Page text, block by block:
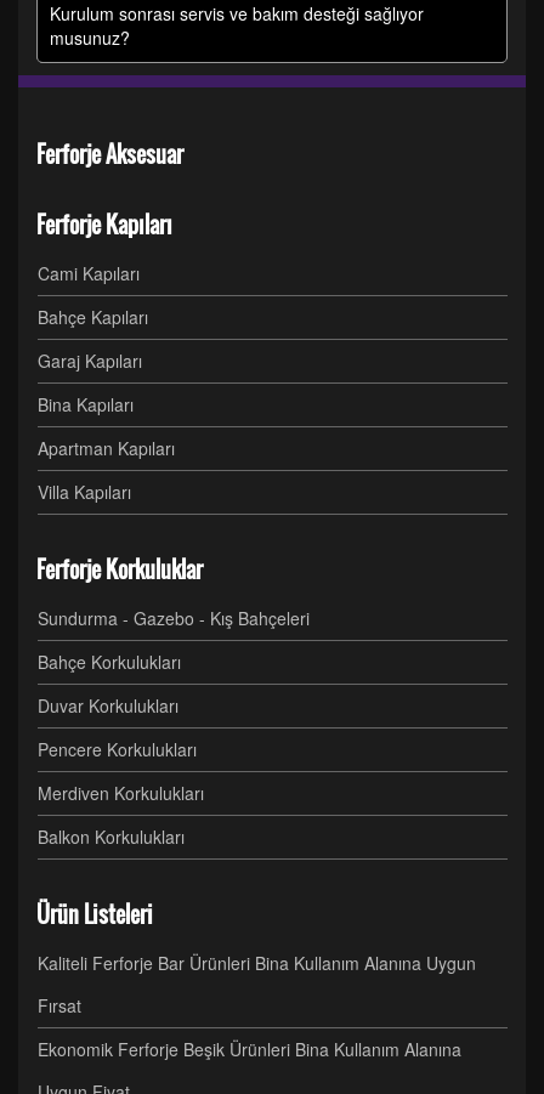
Kurulum sonrası servis ve bakım desteği sağlıyor
musunuz?
Ferforje Aksesuar
Ferforje Kapıları
Cami Kapıları
Bahçe Kapıları
Garaj Kapıları
Bina Kapıları
Apartman Kapıları
Villa Kapıları
Ferforje Korkuluklar
Sundurma - Gazebo - Kış Bahçeleri
Bahçe Korkulukları
Duvar Korkulukları
Pencere Korkulukları
Merdiven Korkulukları
Balkon Korkulukları
Ürün Listeleri
Kaliteli Ferforje Bar Ürünleri Bina Kullanım Alanına Uygun
Fırsat
Ekonomik Ferforje Beşik Ürünleri Bina Kullanım Alanına